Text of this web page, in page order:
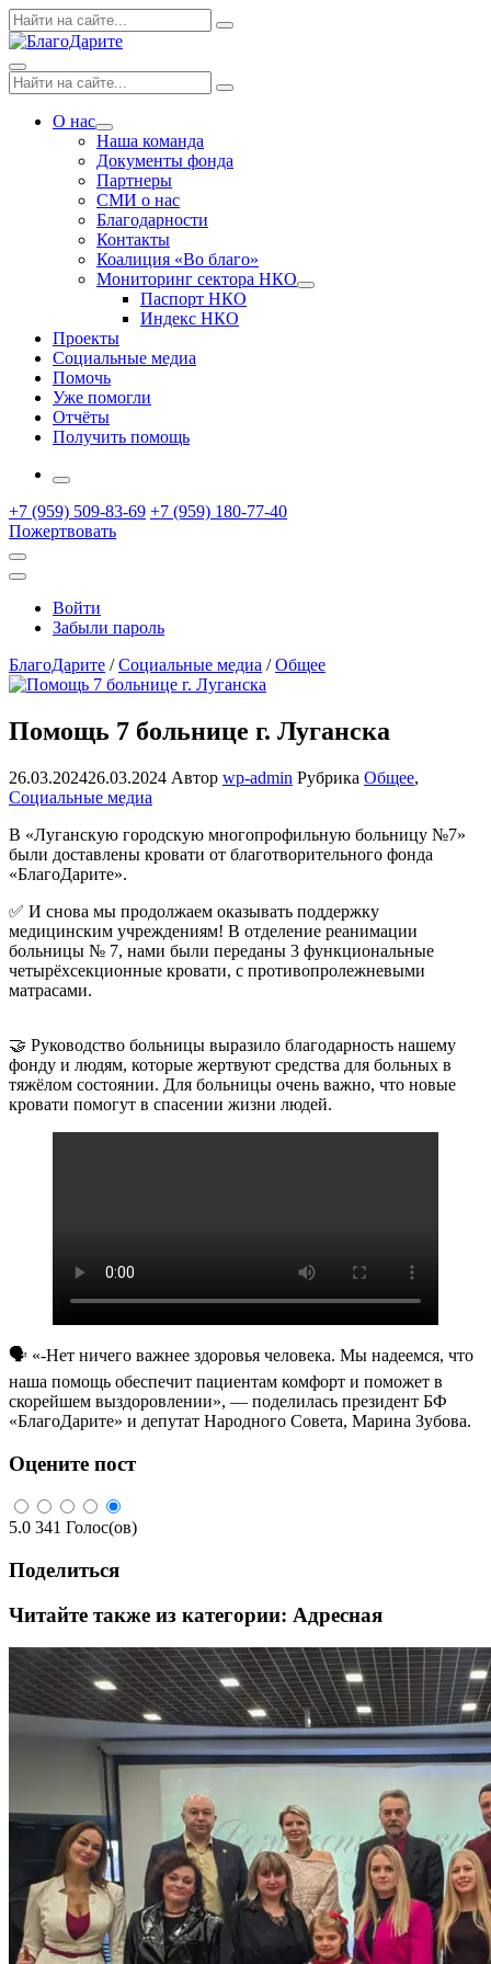
Skip
to
Поиск
по:
Search
Menu
Поиск
по:
Search
О нас
Expand
dropdown
Наша команда
Документы фонда
Партнеры
СМИ о нас
Благодарности
Контакты
Коалиция «Во благо»
Мониторинг сектора НКО
Expand
Паспорт НКО
Индекс НКО
Проекты
Социальные медиа
Помочь
Уже помогли
Отчёты
Получить помощь
More
+7 (959) 509-83-69 +7 (959) 180-77-40
Пожертвовать
Открыть
поиск
Профиль
Войти
Забыли пароль
БлагоДарите /Социальные медиа /Общее
Помощь 7 больнице г. Луганска
26.03.202426.03.2024 Автор wp-admin Рубрика Общее,
Социальные медиа
В «Луганскую городскую многопрофильную больницу №7»
были доставлены кровати от благотворительного фонда
«БлагоДарите».
✅ И снова мы продолжаем оказывать поддержку
медицинским учреждениям! В отделение реанимации
больницы № 7, нами были переданы 3 функциональные
четырёхсекционные кровати, с противопролежневыми
матрасами.
🤝 Руководство больницы выразило благодарность нашему
фонду и людям, которые жертвуют средства для больных в
тяжёлом состоянии. Для больницы очень важно, что новые
кровати помогут в спасении жизни людей.
🗣 «-Нет ничего важнее здоровья человека. Мы надеемся, что
наша помощь обеспечит пациентам комфорт и поможет в
скорейшем выздоровлении», — поделилась президент БФ
«БлагоДарите» и депутат Народного Совета, Марина Зубова.
Оцените пост
5.0 341 Голос(ов)
Поделиться
Читайте также из категории: Адресная